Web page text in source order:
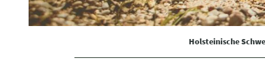
n
g
Holsteinische